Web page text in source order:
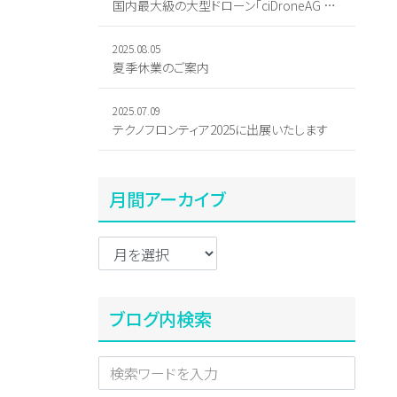
国内最大級の大型ドローン「ciDroneAG R-70」2機納入
2025.08.05
夏季休業のご案内
2025.07.09
テクノフロンティア2025に出展いたします
月間アーカイブ
ブログ内検索